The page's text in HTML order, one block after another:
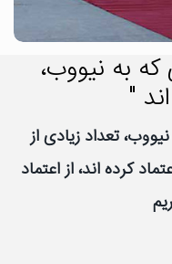
به نیووب،
"
بیش از 17 ساله نیووب، تعداد زیادی از
کرده اند، از اعتماد